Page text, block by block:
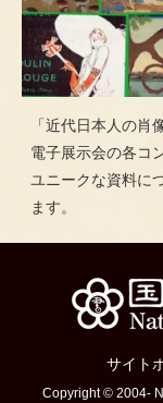
「近代日本人の肖
電子展示会の各コ
ユニークな資料に
ます。
サイト
Copyright © 2004-